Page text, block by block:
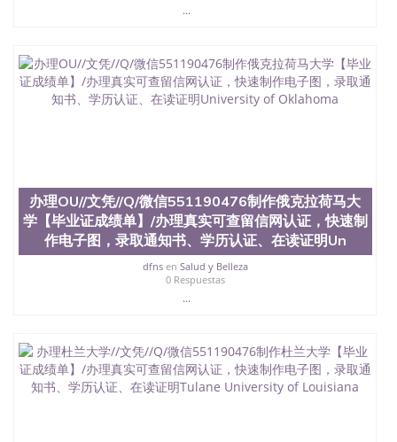
University）圣何塞州立大学（San Jose State
University）圣何塞州立大学（San Jose State
University）圣何塞州立大学学位证（San Jose State
University）圣何塞州立大学学位证（San Jose State
University）圣何塞州立大学学位证（San Jose State
University）圣何塞州立大学学历证书（San Jose
State University）圣何塞州立大学学历证书（San
Jose State University）圣何塞州立大学学历证书
（San Jose State University）澳洲读书未毕业找人做
文凭学位qq微信551190476澳洲读CQU中央昆士兰大
业找人做文凭学位qq微信551190476澳洲读CQU中央
昆士兰大学学历成绩单购买学位证书/澳洲读本科硕
士做文凭/购买澳洲大学毕业证成绩单假文凭学历办
理AU//文凭//Q/微信551190476制作美国大学【毕业
...
办理OU//文凭//Q/微信551190476制作俄克拉荷马大
学【毕业证成绩单】/办理真实可查留信网认证，快速制
作电子图，录取通知书、学历认证、在读证明Un
dfnsen Salud y Belleza
0 Respuestas
...